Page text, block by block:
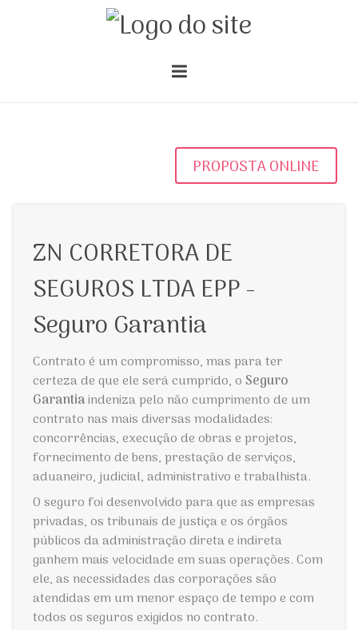
PROPOSTA ONLINE
ZN CORRETORA DE
SEGUROS LTDA EPP -
Seguro Garantia
Contrato é um compromisso, mas para ter
certeza de que ele será cumprido, oSeguro
Garantiaindeniza pelo não cumprimento de um
contrato nas mais diversas modalidades:
concorrências, execução de obras e projetos,
fornecimento de bens, prestação de serviços,
aduaneiro, judicial, administrativo e trabalhista.
O seguro foi desenvolvido para que as empresas
privadas, os tribunais de justiça e os órgãos
públicos da administração direta e indireta
ganhem mais velocidade em suas operações. Com
ele, as necessidades das corporações são
atendidas em um menor espaço de tempo e com
todos os seguros exigidos no contrato.